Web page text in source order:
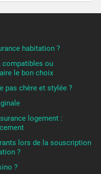
habitation ?
compatibles ou
le bon choix
pas chère et stylée ?
logement :
lors de la souscription
?
?